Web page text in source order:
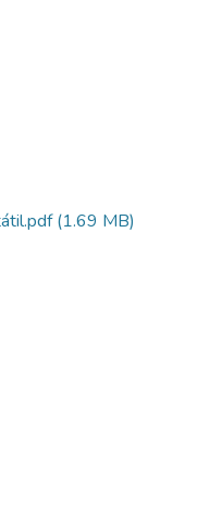
(1.69 MB)